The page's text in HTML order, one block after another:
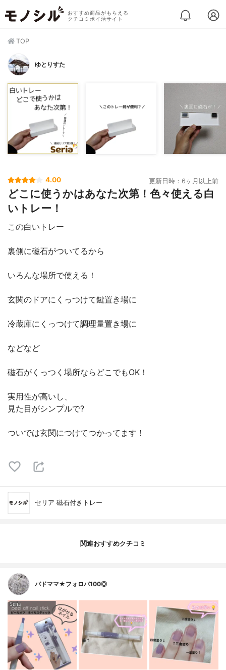
おすすめ商品がもらえる
クチコミポイ活サイト
TOP
ゆとりすた
4.00 更新日時：6ヶ月以上前
どこに使うかはあなた次第！色々使える白
いトレー！
この白いトレー
裏側に磁石がついてるから
いろんな場所で使える！
玄関のドアにくっつけて鍵置き場に
冷蔵庫にくっつけて調理量置き場に
などなど
磁石がくっつく場所ならどこでもOK！
実用性が高いし、
見た目がシンプルで?
ついでは玄関につけてつかってます！
セリア 磁石付きトレー
関連おすすめクチコミ
バドママ★フォロバ100◎